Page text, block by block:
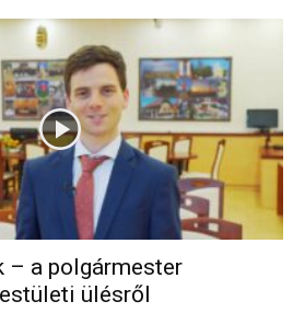
– a polgármester
ülésről